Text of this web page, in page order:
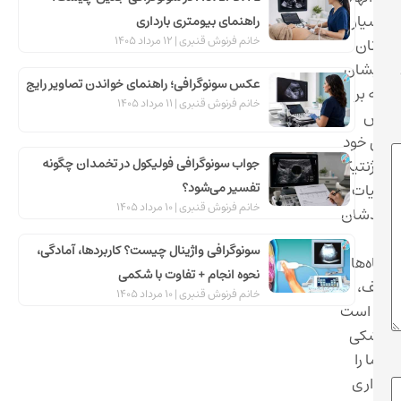
بسیاری
از جوانان
ایشان
با تکیه بر
دانش
خود
رشته ژنتیک
و تجربیات
مختلف،
است
پزشکی
آنی آزما را
راهنمای بیومتری بارداری
خانم فرنوش قنبری
عکس سونوگرافی؛ راهنمای خواندن تصاویر رایج
خانم فرنوش قنبری
جواب سونوگرافی فولیکول در تخمدان چگونه
تفسیر می‌شود؟
خانم فرنوش قنبری
سونوگرافی واژینال چیست؟ کاربردها، آمادگی،
نحوه انجام + تفاوت با شکمی
خانم فرنوش قنبری